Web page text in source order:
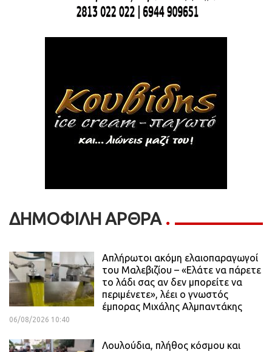
ΔΗΜΟΦΙΛΗ ΑΡΘΡΑ
Απλήρωτοι ακόμη ελαιοπαραγωγοί
του Μαλεβιζίου – «Ελάτε να πάρετε
το λάδι σας αν δεν μπορείτε να
περιμένετε», λέει ο γνωστός
έμπορας Μιχάλης Αλμπαντάκης
06/08/2026 10:40
Λουλούδια, πλήθος κόσμου και